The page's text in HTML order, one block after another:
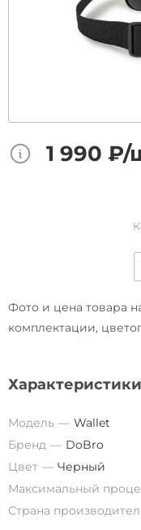
1 990 ₽/
Фото и цена товара
комплектации,
Характеристики
Модель
Wallet
Бренд
DoBro
Цвет
Черный
Максимальный
Страна